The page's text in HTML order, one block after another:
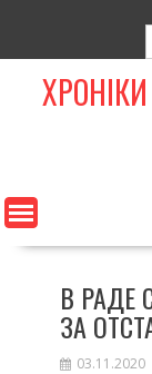
content
В РАДЕ
ЗА
03.11.2020